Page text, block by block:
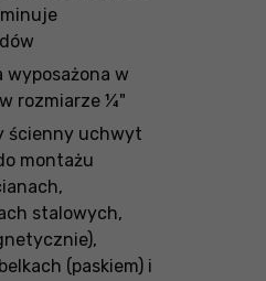
wyposażona w
rozmiarze ¼"
ścienny uchwyt
montażu
stalowych,
(paskiem) i